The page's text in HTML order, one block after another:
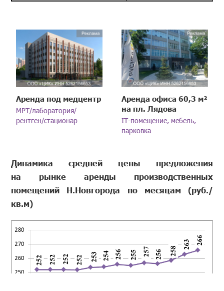
Аренда под медцентр
МРТ/лаборатория/
рентген/стационар
Аренда офиса 60,3 м²
на пл. Лядова
IT-помещение, мебель,
парковка
Динамика средней цены предложения
на рынке аренды производственных
помещений Н.Новгорода по месяцам (руб./
кв.м)